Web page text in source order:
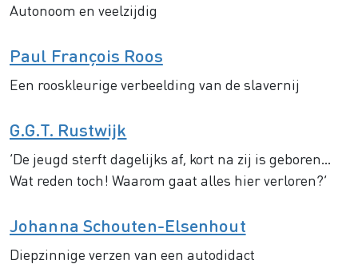
Autonoom en veelzijdig
Paul François Roos
Een rooskleurige verbeelding van de slavernij
G.G.T. Rustwijk
‘De jeugd sterft dagelijks af, kort na zij is geboren...
Wat reden toch! Waarom gaat alles hier verloren?’
Johanna Schouten-Elsenhout
Diepzinnige verzen van een autodidact